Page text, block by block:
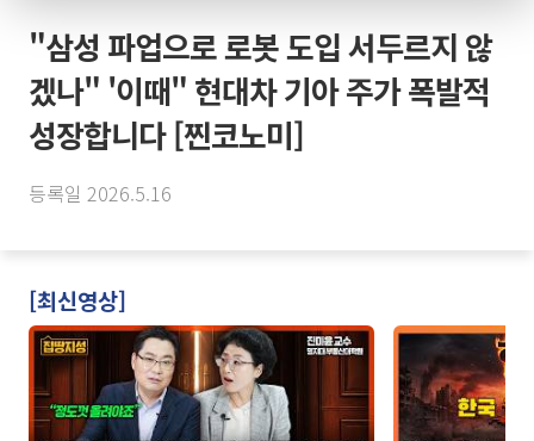
"삼성 파업으로 로봇 도입 서두르지 않
겠나" '이때" 현대차 기아 주가 폭발적
성장합니다 [찐코노미]
등록일 2026.5.16
[최신영상]